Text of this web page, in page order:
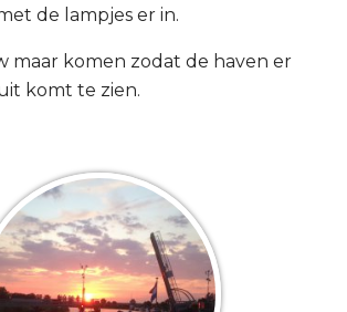
de lampjes er in.
maar komen zodat de haven er
komt te zien.